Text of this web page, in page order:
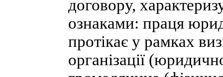
договору,
ознаками: праця
протікає у рамках
організації